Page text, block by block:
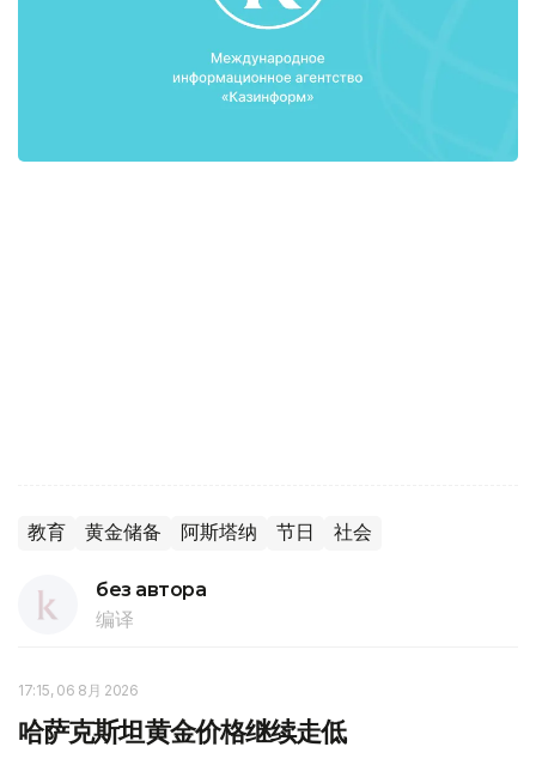
教育 黄金储备 阿斯塔纳 节日 社会
без автора
编译
17:15, 06 8月 2026
哈萨克斯坦黄金价格继续走低